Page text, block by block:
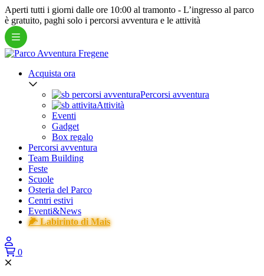
Aperti tutti i giorni dalle ore 10:00 al tramonto - L’ingresso al parco
è gratuito, paghi solo i percorsi avventura e le attività
Acquista ora
Percorsi avventura
Attività
Eventi
Gadget
Box regalo
Percorsi avventura
Team Building
Feste
Scuole
Osteria del Parco
Centri estivi
Eventi&News
🌽 Labirinto di Mais
0